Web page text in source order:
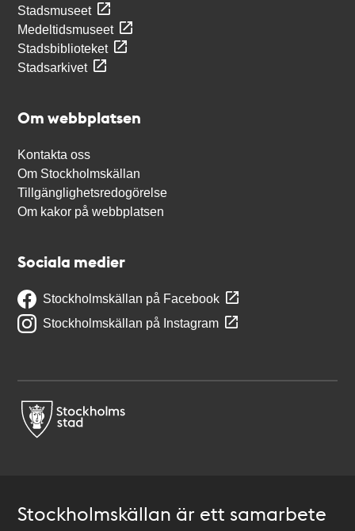
Stadsmuseet
Medeltidsmuseet
Stadsbiblioteket
Stadsarkivet
Om webbplatsen
Kontakta oss
Om Stockholmskällan
Tillgänglighetsredogörelse
Om kakor på webbplatsen
Sociala medier
Stockholmskällan på Facebook
Stockholmskällan på Instagram
Stockholmskällan är ett samarbete